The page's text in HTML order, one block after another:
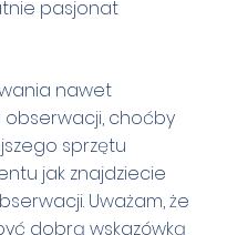
pasjonat
nawet
obserwacji, choćby
sprzętu
jak znajdziecie
Uważam, że
dobrą wskazówką